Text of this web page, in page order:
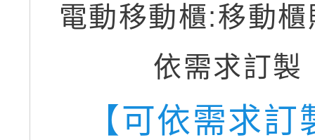
電動移動櫃:移動
依需求訂製
【可依需求訂